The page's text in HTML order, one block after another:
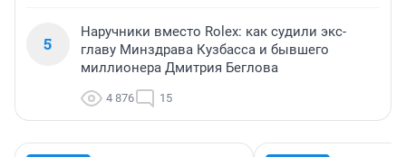
5
Наручники вместо Rolex: как судили экс-
главу Минздрава Кузбасса и бывшего
миллионера Дмитрия Беглова
4 876 15